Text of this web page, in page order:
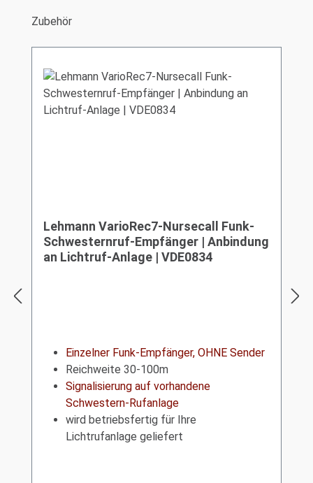
Produktgalerie überspringen
Zubehör
Lehmann VarioRec7-Nursecall Funk-
Schwesternruf-Empfänger | Anbindung
an Lichtruf-Anlage | VDE0834
Einzelner Funk-Empfänger, OHNE Sender
Reichweite 30-100m
Signalisierung auf vorhandene
Schwestern-Rufanlage
wird betriebsfertig für Ihre
Lichtrufanlage geliefert